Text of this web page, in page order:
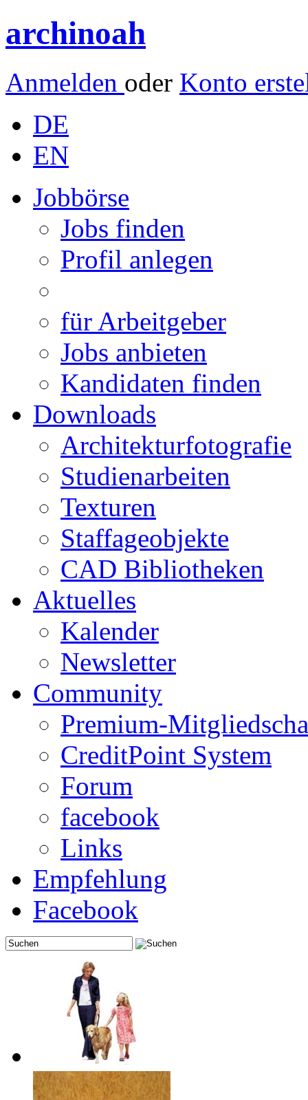
archinoah
Anmelden oder Konto
DE
EN
Jobbörse
Jobs finden
Profil anlegen
für Arbeitgeber
Jobs anbieten
Kandidaten finden
Downloads
Architekturfotografie
Studienarbeiten
Texturen
Staffageobjekte
CAD Bibliotheken
Aktuelles
Kalender
Newsletter
Community
Premium-
CreditPoint System
Forum
facebook
Links
Empfehlung
Facebook